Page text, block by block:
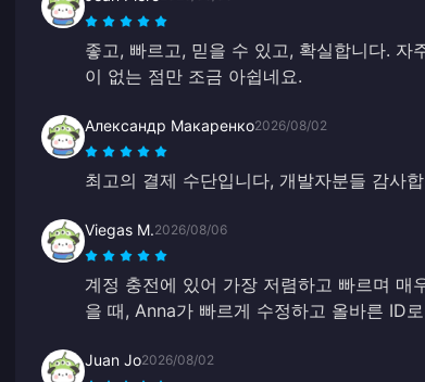
좋고, 빠르고, 믿을 수 있고, 확실합니다.
이 없는 점만 조금 아쉽네요.
Александр Макаренко2026/08/02
최고의 결제 수단입니다, 개발자분들 감사
Viegas M.2026/08/06
계정 충전에 있어 가장 저렴하고 빠르며 매
을 때, Anna가 빠르게 수정하고 올바른 ID
Juan Jo2026/08/02